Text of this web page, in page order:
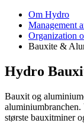
Om Hydro
Management
Organization
Bauxite &
Hydro
Bauxit og
aluminiumbranchen.
største bauxitminer